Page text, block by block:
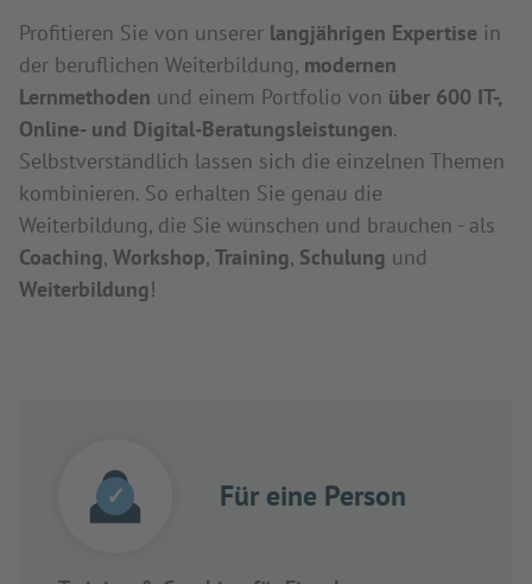
Profitieren Sie von unserer langjährigen Expertise in
der beruflichen Weiterbildung, modernen
Lernmethoden und einem Portfolio von über 600 IT-,
Online- und Digital-Beratungsleistungen.
Selbstverständlich lassen sich die einzelnen Themen
kombinieren. So erhalten Sie genau die
Weiterbildung, die Sie wünschen und brauchen - als
Coaching, Workshop, Training, Schulung und
Weiterbildung!
✓ Für eine Person